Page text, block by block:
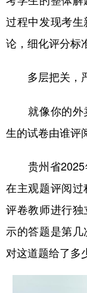
过程中发现考
论，细化评分标
多层把关，
就像你的外
生的试卷由谁评
贵州省2025
在主观题评阅
评卷教师进行
示的答题是第
对这道题给了多